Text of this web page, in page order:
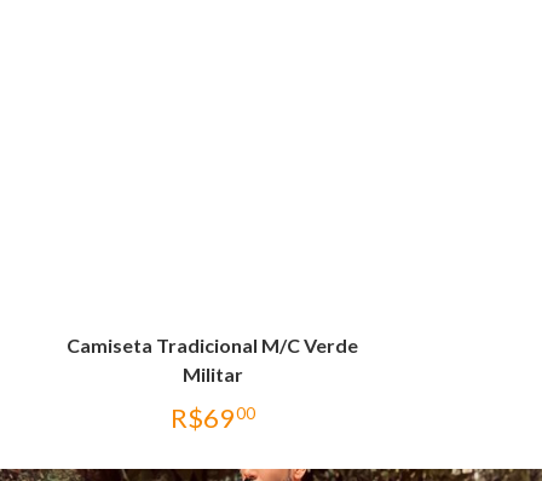
Camiseta Tradicional M/C Verde
Militar
R$6900